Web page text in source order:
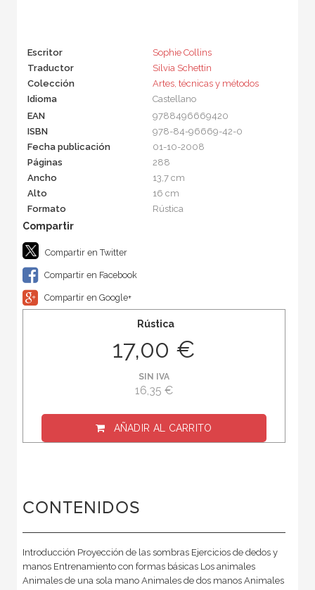
Escritor
Sophie Collins
Traductor
Silvia Schettin
Colección
Artes, técnicas y métodos
Idioma
Castellano
EAN
9788496669420
ISBN
978-84-96669-42-0
Fecha publicación
01-10-2008
Páginas
288
Ancho
13,7 cm
Alto
16 cm
Formato
Rústica
Compartir en Twitter
Compartir en Facebook
Compartir en Google+
Rústica
17,00 €
SIN IVA
16,35 €
AÑADIR AL CARRITO
CONTENIDOS
Introducción Proyección de las sombras Ejercicios de dedos y
manos Entrenamiento con formas básicas Los animales
Animales de una sola mano Animales de dos manos Animales